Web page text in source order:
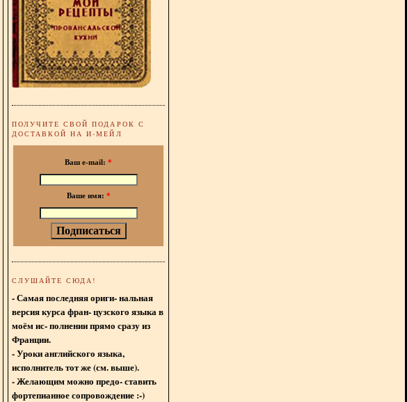
ПОЛУЧИТЕ СВОЙ ПОДАРОК С
ДОСТАВКОЙ НА И-МЕЙЛ
Ваш e-mail: *
Ваше имя: *
СЛУШАЙТЕ СЮДА!
- Самая последняя ориги- нальная
версия курса фран- цузского языка в
моём ис- полнении прямо сразу из
Франции.
- Уроки английского языка,
исполнитель тот же (см. выше).
- Желающим можно предо- ставить
фортепианное сопровождение :-)